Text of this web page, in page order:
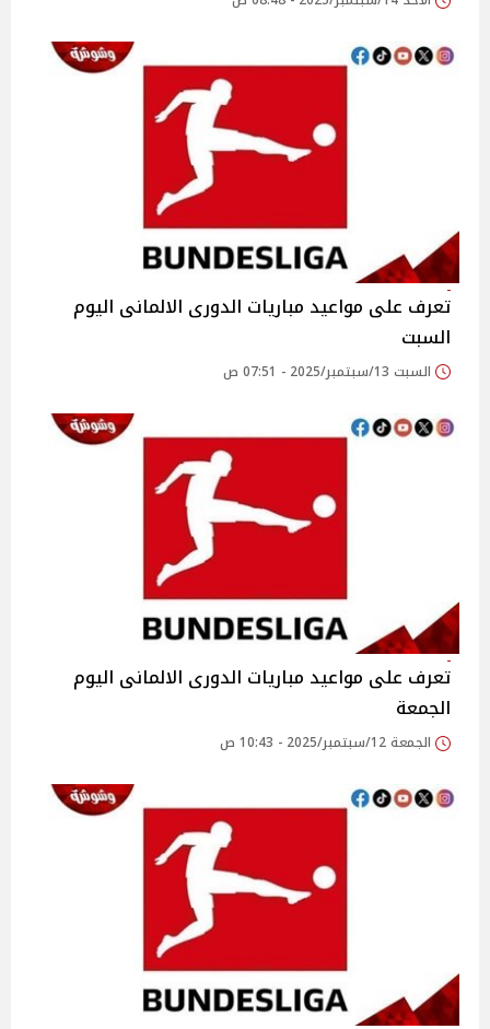
تعرف على مواعيد مباريات الدورى الالمانى اليوم
السبت
السبت 13/سبتمبر/2025 - 07:51 ص
تعرف على مواعيد مباريات الدورى الالمانى اليوم
الجمعة
الجمعة 12/سبتمبر/2025 - 10:43 ص